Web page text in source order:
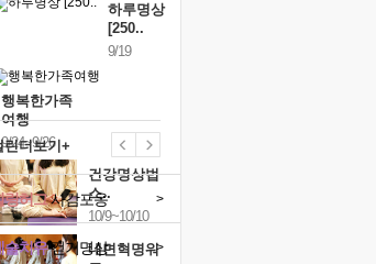
하루명상
[250..
9/19
행복한가족
여행
9/24~9/26
건강명상법
스..
10/9~10/10
내면혁명워
린더보기+
술치유걷기명상 >
링허그사감포옹 >